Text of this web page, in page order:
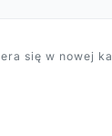
się w nowej